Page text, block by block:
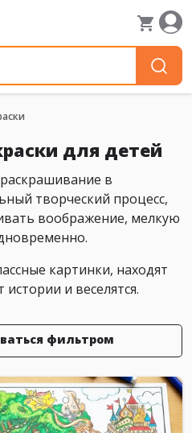
для детей
в
творческий процесс,
воображение, мелкую
картинки, находят
и веселятся.
фильтром